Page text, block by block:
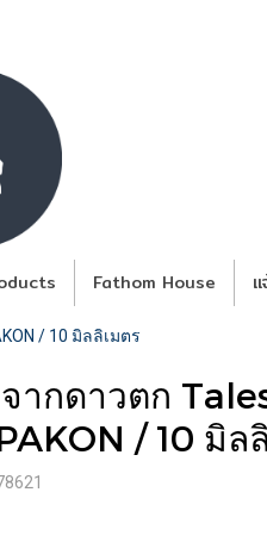
Fathom House แ
/ 10 มิลลิเมตร
จากดาวตก
/ 10 มิล